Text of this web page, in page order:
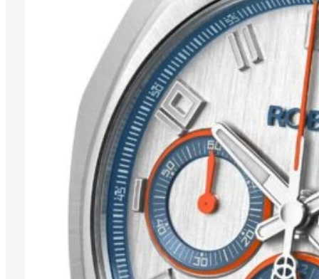
SILVER
ENTDECKEN SIE
KOLLEKTION